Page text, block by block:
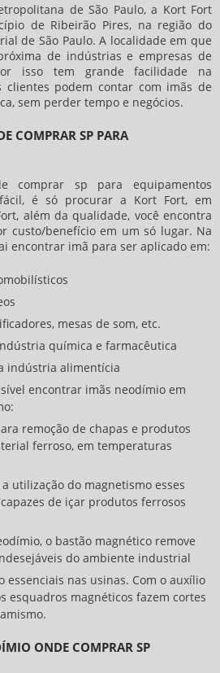
de São Paulo, a Kort Fort
de Ribeirão Pires, na região do
de São Paulo. A localidade em que
de indústrias e empresas de
isso tem grande facilidade na
clientes podem contar com imãs de
sem perder tempo e negócios.
COMPRAR SP PARA
comprar sp para equipamentos
é só procurar a Kort Fort, em
além da qualidade, você encontra
custo/benefício em um só lugar. Na
encontrar imã para ser aplicado em:
mesas de som, etc.
química e farmacêutica
indústria alimentícia
encontrar imãs neodímio em
remoção de chapas e produtos
ferroso, em temperaturas
utilização do magnetismo esses
de içar produtos ferrosos
o bastão magnético remove
do ambiente industrial
essenciais nas usinas. Com o auxílio
esquadros magnéticos fazem cortes
ONDE COMPRAR SP